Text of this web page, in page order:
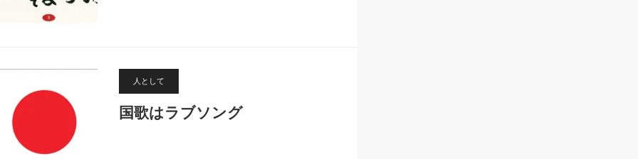
人として
国歌はラブソング